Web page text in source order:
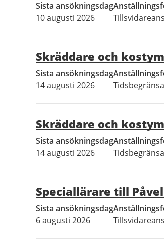
Sista ansökningsdag
10 augusti 2026
Skräddare och
Sista ansökningsdag
14 augusti 2026
Skräddare och
Sista ansökningsdag
14 augusti 2026
Speciallärare till
Sista ansökningsdag
6 augusti 2026